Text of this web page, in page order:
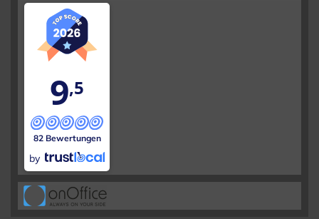
9,5
82 Bewertungen
by